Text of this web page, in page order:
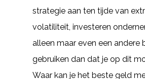
strategie aan ten tijde van
volatiliteit, investeren
alleen maar even een andere
gebruiken dan dat je op dit
Waar kan je het beste geld